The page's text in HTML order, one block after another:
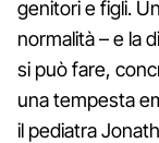
genitori e figli.
normalità – e la
si può fare,
una tempesta
il pediatra